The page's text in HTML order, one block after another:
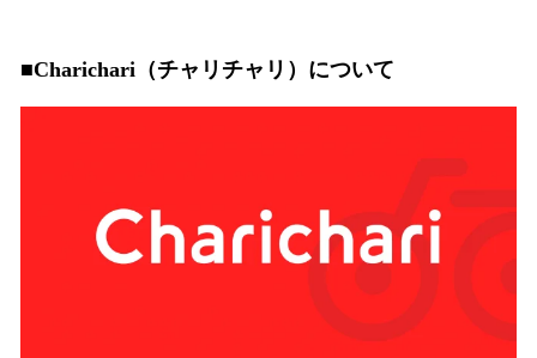
■Charichari（チャリチャリ）について